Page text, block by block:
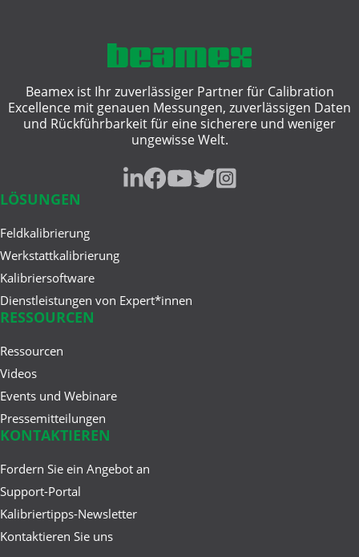
Beamex ist Ihr zuverlässiger Partner für Calibration
Excellence mit genauen Messungen, zuverlässigen Daten
und Rückführbarkeit für eine sicherere und weniger
ungewisse Welt.
LÖSUNGEN
Feldkalibrierung
Werkstattkalibrierung
Kalibriersoftware
Dienstleistungen von Expert*innen
RESSOURCEN
Ressourcen
Videos
Events und Webinare
Pressemitteilungen
KONTAKTIEREN
Fordern Sie ein Angebot an
Support-Portal
Kalibriertipps-Newsletter
Kontaktieren Sie uns